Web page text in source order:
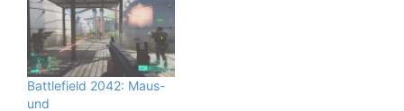
Battlefield 2042: Maus-
und